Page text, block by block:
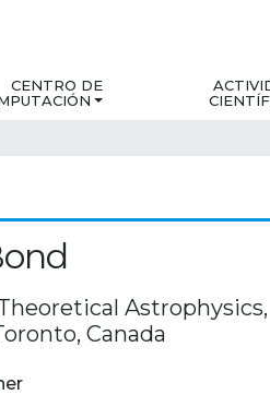
CENTRO DE
Astrophysics,
Canada